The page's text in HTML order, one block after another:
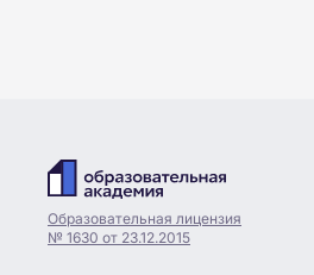
Образовательная лицензия
№ 1630 от 23.12.2015